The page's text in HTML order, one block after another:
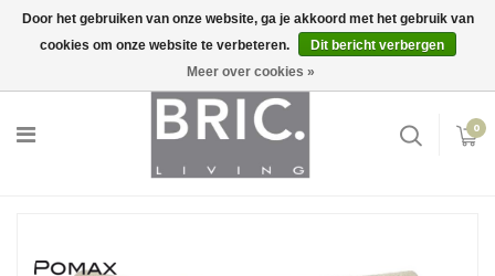
Inloggen
0
Door het gebruiken van onze website, ga je akkoord met het gebruik van
cookies om onze website te verbeteren.
Dit bericht verbergen
Meer over cookies »